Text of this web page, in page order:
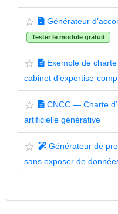
☆ Générateur
Tester le module gratuit
☆
Exemple de charte
cabinet d’expertise-
☆
CNCC — Charte
artificielle générative
☆
Générateur de
sans exposer de